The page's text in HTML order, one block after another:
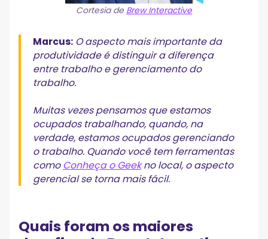
Cortesia de Brew Interactive
Marcus: O aspecto mais importante da
produtividade é distinguir a diferença
entre trabalho e gerenciamento do
trabalho.
Muitas vezes pensamos que estamos
ocupados trabalhando, quando, na
verdade, estamos ocupados gerenciando
o trabalho. Quando você tem ferramentas
como Conheça o Geekno local, o aspecto
gerencial se torna mais fácil.
Quais foram os maiores